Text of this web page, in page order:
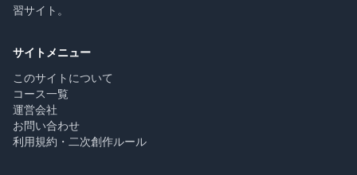
習サイト。
サイトメニュー
このサイトについて
コース一覧
運営会社
お問い合わせ
利用規約・二次創作ルール